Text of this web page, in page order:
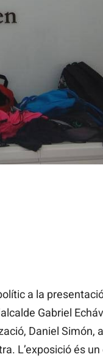
a la
Gabriel
Daniel Simón,
L’exposició és un